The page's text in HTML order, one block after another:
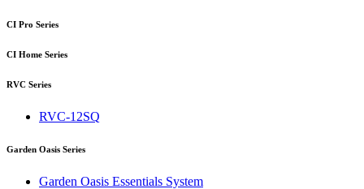
CI Pro Series
CI Home Series
RVC Series
RVC-12SQ
Garden Oasis Series
Garden Oasis Essentials System